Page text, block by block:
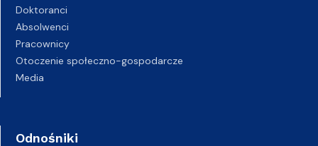
Doktoranci
Absolwenci
Pracownicy
Otoczenie społeczno-gospodarcze
Media
Odnośniki